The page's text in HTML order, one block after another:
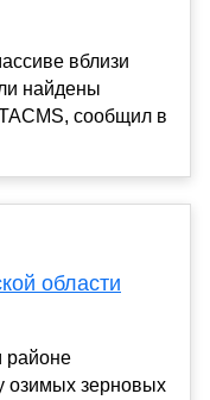
вблизи
найдены
сообщил в
области
районе
озимых зерновых